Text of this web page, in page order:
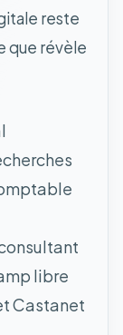
reste
que révèle
libre
Castanet